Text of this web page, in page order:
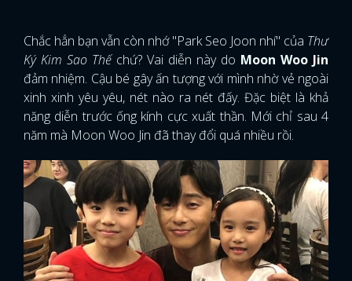
Chắc hẳn bạn vẫn còn nhớ "Park Seo Joon nhí" của Thư
Ký Kim Sao Thếchứ? Vai diễn này do Moon Woo Jin
đảm nhiệm. Cậu bé gây ấn tượng với mình nhờ vẻ ngoài
xinh xinh yêu yêu, nét nào ra nét đấy. Đặc biệt là khả
năng diễn trước ống kính cực xuất thần. Mới chỉ sau 4
năm mà Moon Woo Jin đã thay đổi quá nhiều rồi.